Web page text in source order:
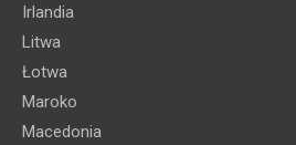
Irlandia
Litwa
Łotwa
Maroko
Macedonia